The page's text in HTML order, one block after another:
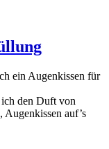
ein Augenkissen für
ich den Duft von
Augenkissen auf’s